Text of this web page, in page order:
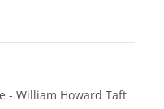
- William Howard Taft